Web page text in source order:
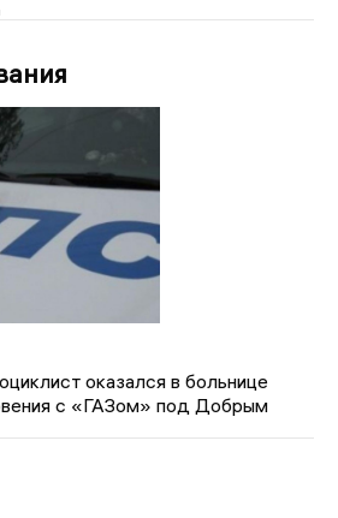
оказался в больнице
с «ГАЗом» под Добрым